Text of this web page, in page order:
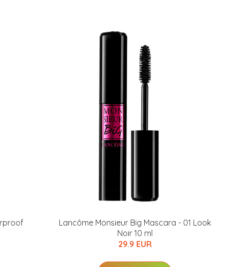
Lancôme Monsieur Big Mascara - 01 Look
Noir 10 ml
29.9 EUR
tuotteet -20 %!
nyt vain 200 €